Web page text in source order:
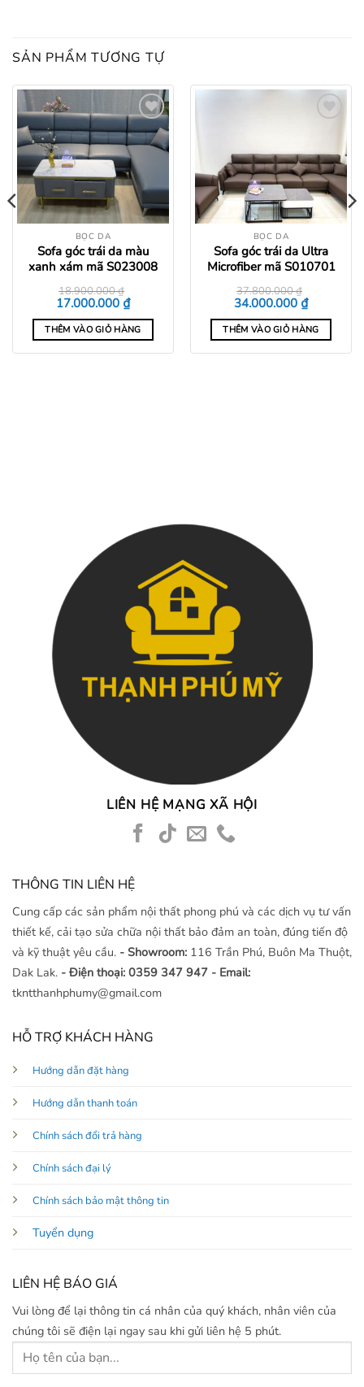
SẢN PHẨM TƯƠNG TỰ
Add to
wishlist
BỌC DA
Sofa góc trái da màu
xanh xám mã S023008
18.900.000₫
Giá
gốc
là:
18.900.000 ₫.
17.000.000 ₫Giá
hiện
tại
là:
17.000.000 ₫.
THÊM VÀO GIỎ HÀNG
BỌC DA
Sofa góc trái da Ultra
Microfiber mã S010701
37.800.000₫
Giá
gốc
là:
37.800.000 ₫.
34.000.000 ₫Giá
hiện
tại
là:
THÊM VÀO GIỎ HÀNG
₫.
LIÊN HỆ MẠNG XÃ HỘI
THÔNG TIN LIÊN HỆ
Cung cấp các sản phẩm nội thất phong phú và các dịch vụ tư vấn
thiết kế, cải tạo sửa chữa nội thất bảo đảm an toàn, đúng tiến độ
và kỹ thuật yêu cầu. - Showroom: 116 Trần Phú, Buôn Ma Thuột,
Dak Lak. - Điện thoại: 0359 347 947 - Email:
tkntthanhphumy@gmail.com
HỖ TRỢ KHÁCH HÀNG
Hướng dẫn đặt hàng
Hướng dẫn thanh toán
Chính sách đổi trả hàng
Chính sách đại lý
Chính sách bảo mật thông tin
Tuyển dụng
LIÊN HỆ BÁO GIÁ
Vui lòng để lại thông tin cá nhân của quý khách, nhân viên của
chúng tôi sẽ điện lại ngay sau khi gửi liên hệ 5 phút.